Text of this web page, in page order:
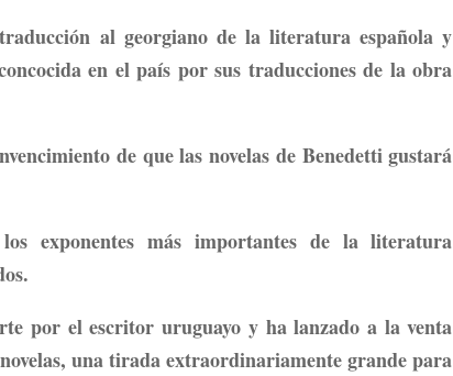
al georgiano de la literatura española y
en el país por sus traducciones de la obra
de que las novelas de Benedetti gustará
exponentes más importantes de la literatura
por el escritor uruguayo y ha lanzado a la venta
una tirada extraordinariamente grande para